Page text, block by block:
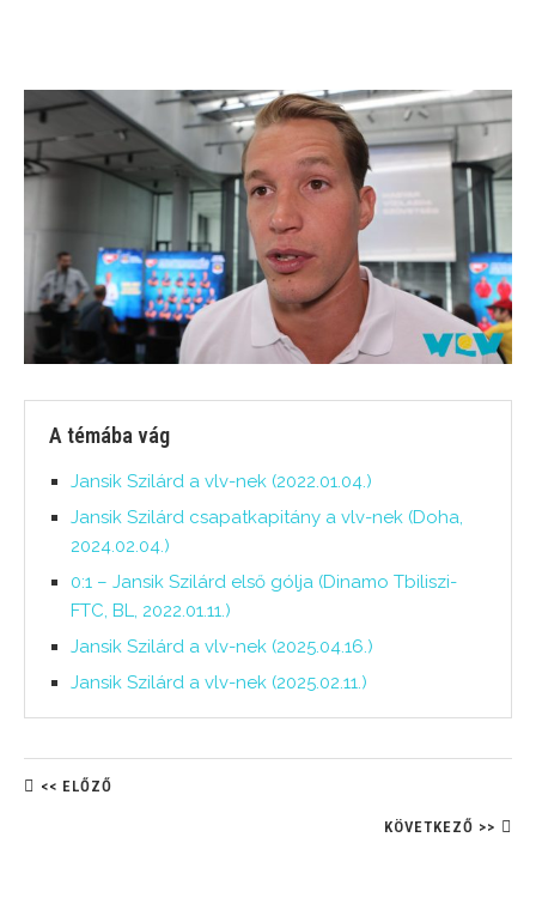
A témába vág
Jansik Szilárd a vlv-nek (2022.01.04.)
Jansik Szilárd csapatkapitány a vlv-nek (Doha,
2024.02.04.)
0:1 – Jansik Szilárd első gólja (Dinamo Tbiliszi-
FTC, BL, 2022.01.11.)
Jansik Szilárd a vlv-nek (2025.04.16.)
Jansik Szilárd a vlv-nek (2025.02.11.)
<< ELŐZŐ
KÖVETKEZŐ >>